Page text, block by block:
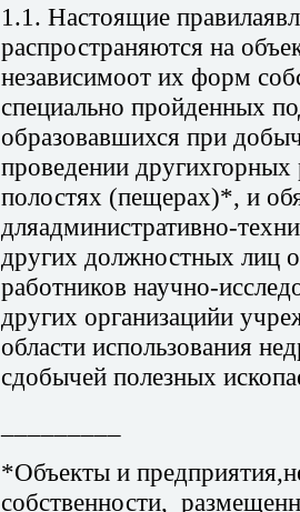
1.1. Настоящие
распространяются на
независимоот их форм
специально пройденных
образовавшихся при
проведении другихгорных
полостях (пещерах)*, и
дляадминистративно-
других должностных лиц
работников научно-
других организацийи
области использования
сдобычей полезных
*Объекты и
собственности,